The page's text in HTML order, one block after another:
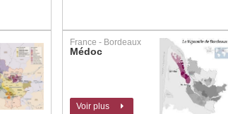
France - Bordeaux
Médoc
Voir plus